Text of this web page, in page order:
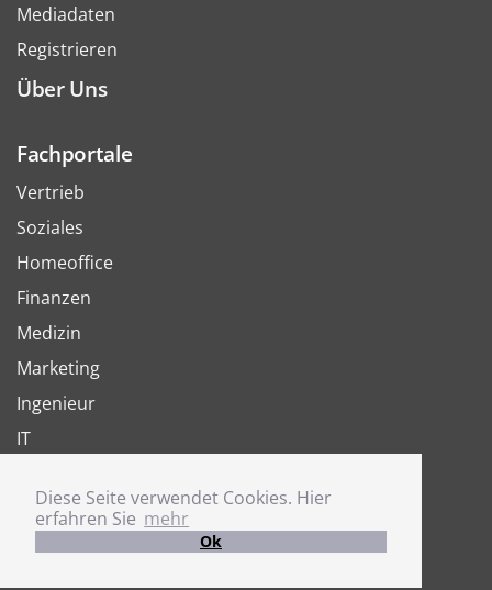
Diese Seite verwendet Cookies. Hier
erfahren Sie mehr
Ok
Mediadaten
Registrieren
Über Uns
Fachportale
Vertrieb
Soziales
Homeoffice
Finanzen
Medizin
Marketing
Ingenieur
IT
Joboter